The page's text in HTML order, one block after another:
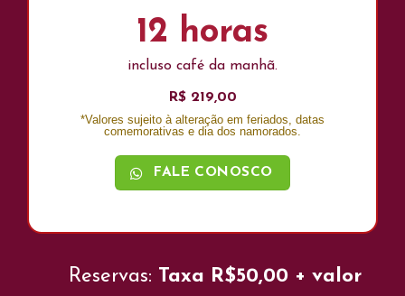
12 horas
incluso café da manhã.
R$ 219,00
*Valores sujeito à alteração em feriados, datas
comemorativas e dia dos namorados.
FALE CONOSCO
Reservas: Taxa R$50,00 + valor